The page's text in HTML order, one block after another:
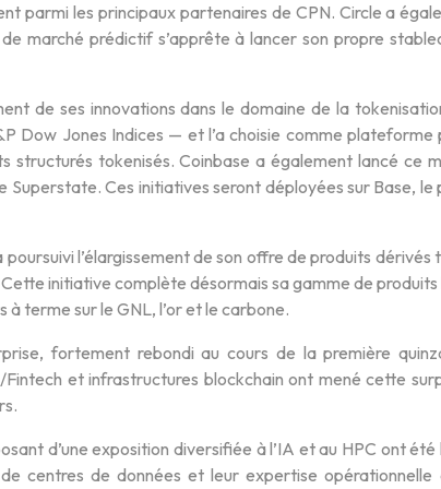
parmi les principaux partenaires de CPN. Circle a
marché prédictif s’apprête à lancer son propre
de ses innovations dans le domaine de la
Dow Jones Indices — et l’a choisie comme
structurés tokenisés. Coinbase a également lancé ce
Superstate. Ces initiatives seront déployées sur Base,
l’élargissement de son offre de produits
initiative complète désormais sa gamme de
à terme sur le GNL, l’or et le carbone.
fortement rebondi au cours de la première
et infrastructures blockchain ont mené cette
d’une exposition diversifiée à l’IA et au HPC ont
centres de données et leur expertise opérationnelle